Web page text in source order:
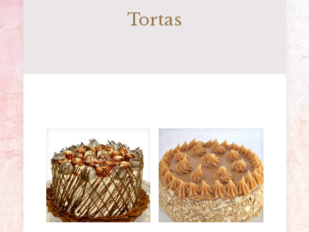
Tortas